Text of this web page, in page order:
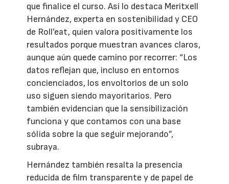
que finalice el curso. Así lo destaca Meritxell
Hernández, experta en sostenibilidad y CEO
de Roll’eat, quien valora positivamente los
resultados porque muestran avances claros,
aunque aún quede camino por recorrer: “Los
datos reflejan que, incluso en entornos
concienciados, los envoltorios de un solo
uso siguen siendo mayoritarios. Pero
también evidencian que la sensibilización
funciona y que contamos con una base
sólida sobre la que seguir mejorando”,
subraya.
Hernández también resalta la presencia
reducida de film transparente y de papel de